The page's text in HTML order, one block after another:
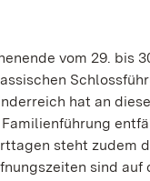
vom 29. bis
hat an
steht
sind